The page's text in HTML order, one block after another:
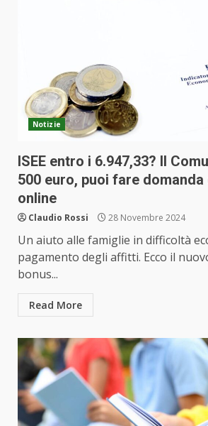
Notizie
ISEE entro i 6.947,33? Il
500 euro, puoi fare
online
Claudio Rossi 28 Novembre 2024
Un aiuto alle famiglie in difficoltà
pagamento degli affitti. Ecco il
bonus...
Read More